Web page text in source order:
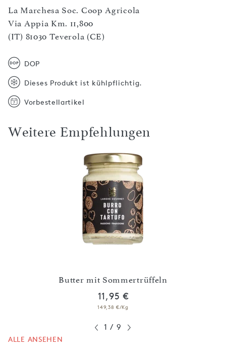
La Marchesa Soc. Coop Agricola
Via Appia Km. 11,800
(IT) 81030 Teverola (CE)
DOP
Dieses Produkt ist kühlpflichtig.
Vorbestellartikel
Weitere Empfehlungen
Butter mit Sommertrüffeln
11,95 €
149,38 €/Kg
1 / 9
ALLE ANSEHEN